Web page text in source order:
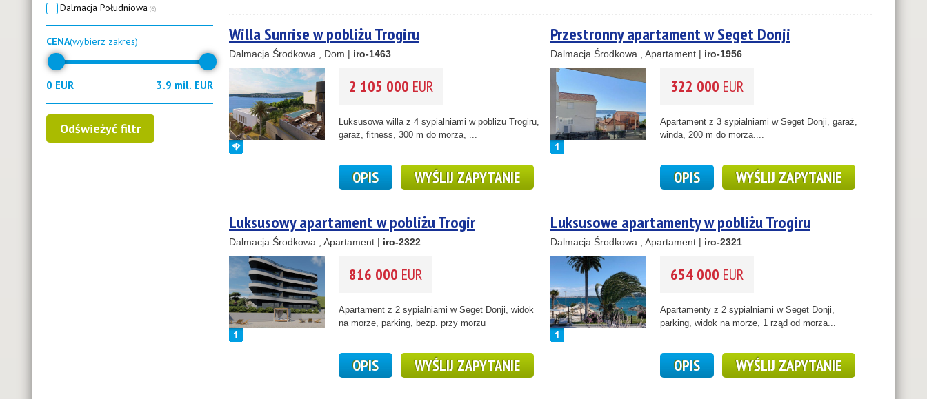
33
2
3
10
8
2
Dalmacja Południowa (6)
CENA(wybierz zakres) Willa Sunrise w pobliżu Trogiru
Dalmacja Środkowa , Dom | iro-1463
2 105 000 EUR
Luksusowa willa z 4 sypialniami w pobliżu Trogiru,
garaż, fitness, 300 m do morza, ...
OPIS WYŚLIJ ZAPYTANIE
Przestronny apartament w Seget Donji
Dalmacja Środkowa , Apartament | iro-1956
322 000 EUR
Apartament z 3 sypialniami w Seget Donji, garaż,
winda, 200 m do morza....
OPIS WYŚLIJ ZAPYTANIE
Luksusowy apartament w pobliżu Trogir
Dalmacja Środkowa , Apartament | iro-2322
816 000 EUR
Apartament z 2 sypialniami w Seget Donji, widok
na morze, parking, bezp. przy morzu
OPIS WYŚLIJ ZAPYTANIE
Luksusowe apartamenty w pobliżu Trogiru
Dalmacja Środkowa , Apartament | iro-2321
654 000 EUR
Apartamenty z 2 sypialniami w Seget Donji,
parking, widok na morze, 1 rząd od morza...
OPIS WYŚLIJ ZAPYTANIE